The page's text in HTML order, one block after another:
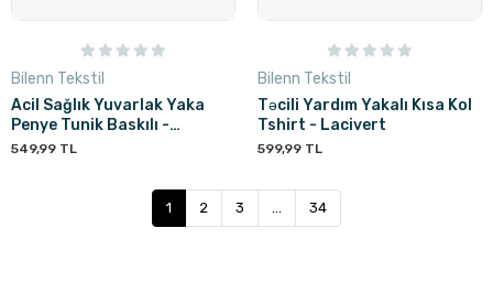
Bilenn Tekstil
Acil Sağlık Yuvarlak Yaka
Penye Tunik Baskılı -
Lacivert
549,99 TL
Bilenn Tekstil
Təcili Yardım Yakalı Kısa Kol
Tshirt - Lacivert
599,99 TL
1 2 3 ... 34